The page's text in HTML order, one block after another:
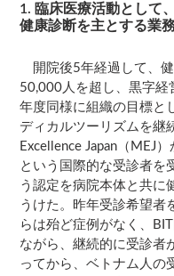
1. 臨床医療活動として
健康診断を主とする業
開院後5年経過して、
50,000人を超し、黒字経
年度同様に組織の目標と
ディカルツーリズムを継
Excellence Japan（MEJ
という国際的な受診者を
う認定を病院本体と共に
うけた。昨年受診希望者
らは殆ど症例がなく、
ながら、継続的に受診者
ってから、ベトナム人の